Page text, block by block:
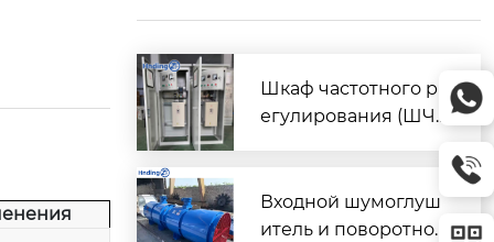
Шкаф частотного р
егулирования (ШЧ
ext{ кВт}$
Входной шумоглуш
итель и поворотно-